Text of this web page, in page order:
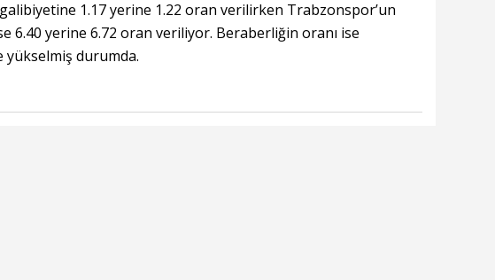
galibiyetine 1.17 yerine 1.22 oran verilirken Trabzonspor’un
6.40 yerine 6.72 oran veriliyor. Beraberliğin oranı ise
yükselmiş durumda.